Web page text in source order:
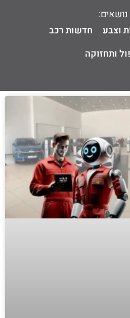
נושאים:
וצבע
חדשות רכב
ותחזוקה